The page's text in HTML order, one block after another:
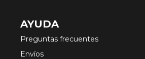
AYUDA
Preguntas frecuentes
Envíos